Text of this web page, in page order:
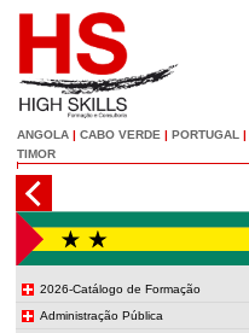
ANGOLA | CABO VERDE | PORTUGAL |
TIMOR
2026-Catálogo de Formação
Administração Pública